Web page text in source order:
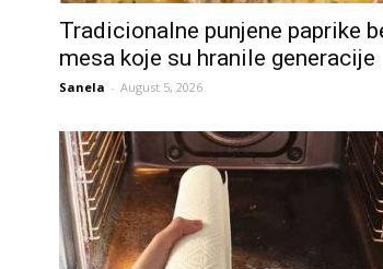
Tradicionalne punjene paprike
mesa koje su hranile generacije
Sanela - August 5, 2026